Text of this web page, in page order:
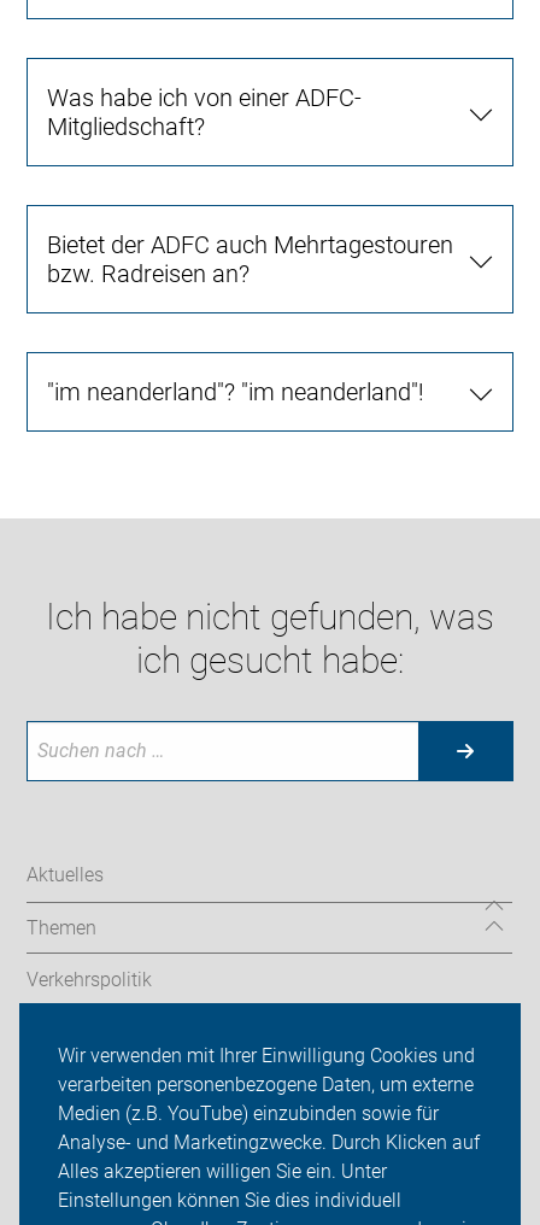
Wir verwenden mit Ihrer Einwilligung Cookies und
verarbeiten personenbezogene Daten, um externe
Medien (z.B. YouTube) einzubinden sowie für
Analyse- und Marketingzwecke. Durch Klicken auf
Alles akzeptieren willigen Sie ein. Unter
Einstellungen können Sie dies individuell
Was habe ich von einer ADFC-
Mitgliedschaft?
Bietet der ADFC auch Mehrtagestouren
bzw. Radreisen an?
"im neanderland"? "im neanderland"!
Ich habe nicht gefunden, was
ich gesucht habe:
Aktuelles
Themen
Verkehrspolitik
ADFC im neanderland
Sei dabei
Presse